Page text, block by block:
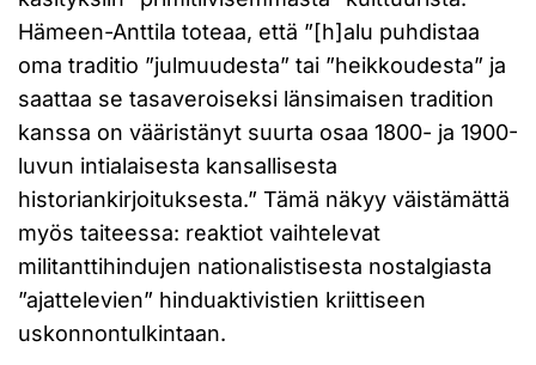
Hämeen-Anttila toteaa, että ”[h]alu puhdistaa
oma traditio ”julmuudesta” tai ”heikkoudesta” ja
saattaa se tasaveroiseksi länsimaisen tradition
kanssa on vääristänyt suurta osaa 1800- ja 1900-
luvun intialaisesta kansallisesta
historiankirjoituksesta.” Tämä näkyy väistämättä
myös taiteessa: reaktiot vaihtelevat
militanttihindujen nationalistisesta nostalgiasta
”ajattelevien” hinduaktivistien kriittiseen
uskonnontulkintaan.